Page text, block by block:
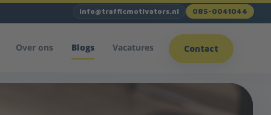
info@trafficmotivators.nl 085-0041044
Over ons Blogs Vacatures Contact